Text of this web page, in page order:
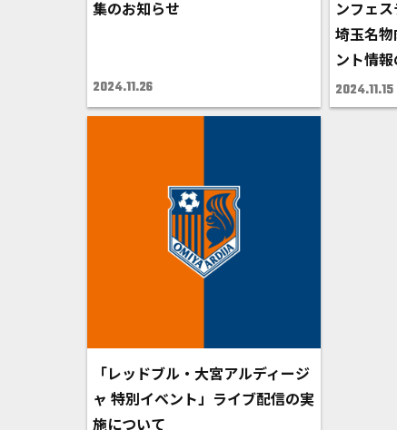
集のお知らせ
2024.11.26
ンフェ
埼玉名
ント情
2024.11.15
「レッドブル・大宮アルディージ
ャ 特別イベント」ライブ配信の実
施について